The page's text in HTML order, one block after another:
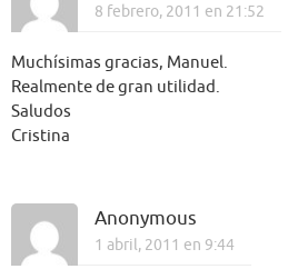
8 febrero, 2011 en 21:52
Muchísimas gracias, Manuel.
Realmente de gran utilidad.
Saludos
Cristina
Anonymous
1 abril, 2011 en 9:44